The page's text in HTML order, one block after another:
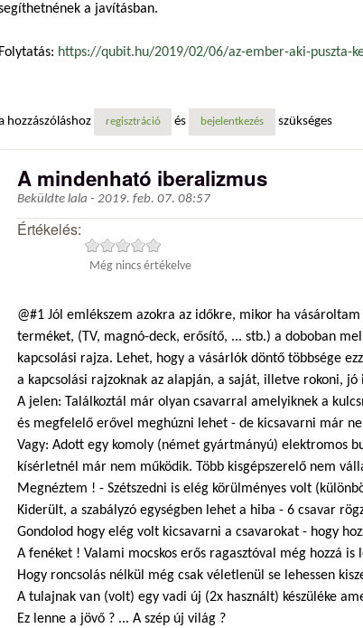
a javításban.
Folytatás: https://qubit.hu/2019/02/06/az-ember-aki-puszta-
hozzászóláshoz regisztráció és bejelentkezés szükséges
A mindenható iberalizmus
Beküldte lala - 2019. feb. 07. 08:57
Értékelés:
Még nincs értékelve
@#1 Jól emlékszem azokra az időkre, mikor ha
terméket, (TV, magnó-deck, erősítő, ... stb.) a doboban
kapcsolási rajza. Lehet, hogy a vásárlók döntő többsége
a kapcsolási rajzoknak az alapján, a saját, illetve rokoni,
A jelen: Találkoztál már olyan csavarral amelyiknek a
és megfelelő erővel meghúzni lehet - de kicsavarni már
Vagy: Adott egy komoly (német gyártmányú) elektromos
kísérletnél már nem működik. Több kisgépszerelő nem
Megnéztem ! - Szétszedni is elég körülményes volt
Kiderült, a szabályzó egységben lehet a hiba - 6 csavar
Gondolod hogy elég volt kicsavarni a csavarokat - hogy
A fenéket ! Valami mocskos erős ragasztóval még hozzá
Hogy roncsolás nélkül még csak véletlenül se lehessen
A tulajnak van (volt) egy vadi új (2x használt) készüléke
Ez lenne a jövő ? ... A szép új világ ?